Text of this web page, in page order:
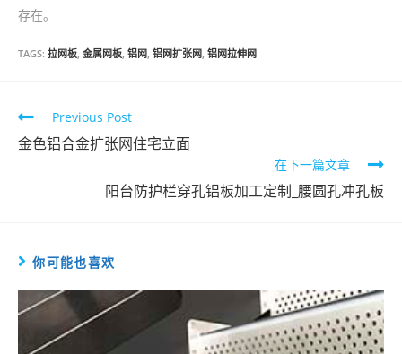
存在。
TAGS: 拉网板 金属网板 铝网 铝网扩张网 铝网拉伸网
Read
more
Previous Post
金色铝合金扩张网住宅立面
在下一篇文章
阳台防护栏穿孔铝板加工定制_腰圆孔冲孔板
你可能也喜欢